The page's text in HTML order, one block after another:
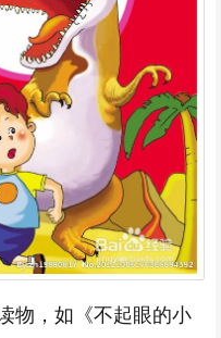
物，如《不起眼的小